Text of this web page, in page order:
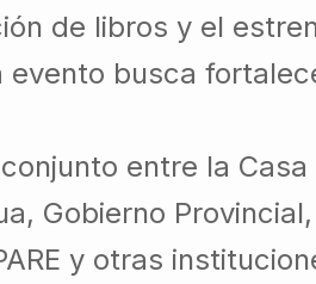
de libros y el
evento busca
entre la
Gobierno
y otras